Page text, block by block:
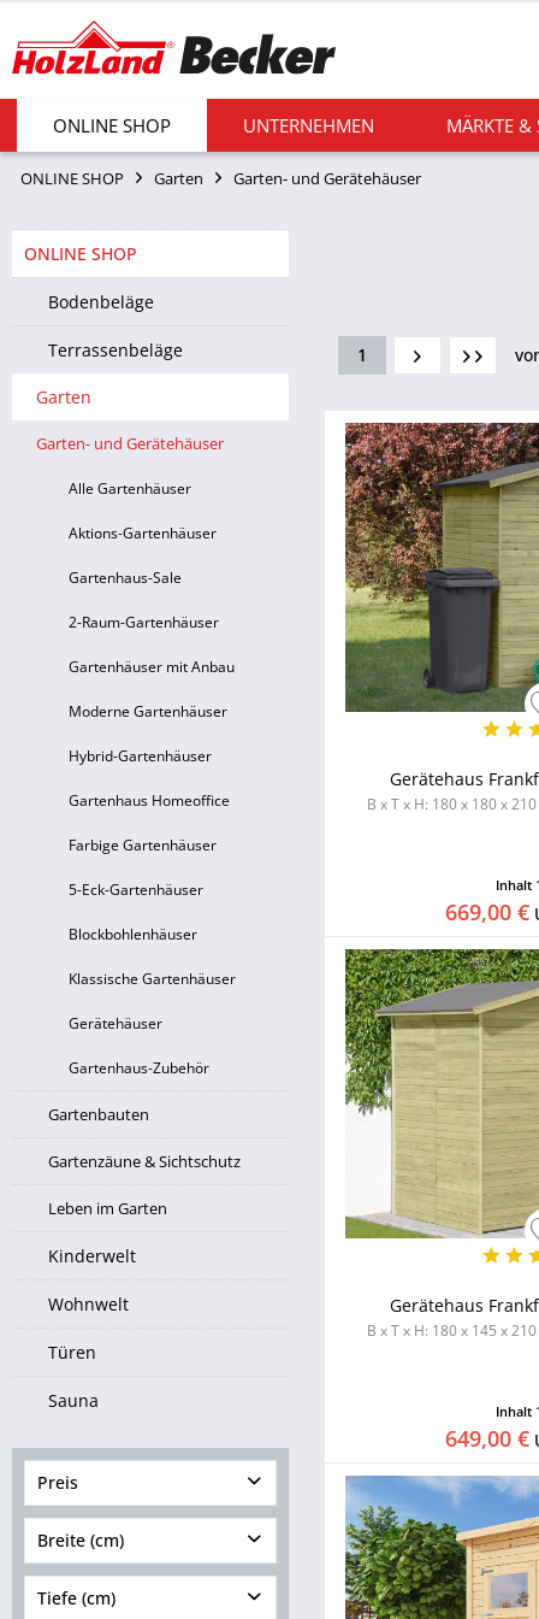
ONLINE SHOP UNTERNEHMEN MÄRKTE &
ONLINE SHOP Garten Garten- und Gerätehäuser
ONLINE SHOP
Bodenbeläge
Terrassenbeläge
Garten
Garten- und Gerätehäuser
Alle Gartenhäuser
Aktions-Gartenhäuser
Gartenhaus-Sale
2-Raum-Gartenhäuser
Gartenhäuser mit Anbau
Moderne Gartenhäuser
Hybrid-Gartenhäuser
Gartenhaus Homeoffice
Farbige Gartenhäuser
5-Eck-Gartenhäuser
Blockbohlenhäuser
Klassische Gartenhäuser
Gerätehäuser
Gartenhaus-Zubehör
Gartenbauten
Gartenzäune & Sichtschutz
Leben im Garten
Kinderwelt
Wohnwelt
Türen
Sauna
Preis
von46,99 € bis19990,82
€
Breite (cm)
Tiefe (cm)
1
Gerätehaus
B x T x H: 180 x 180 x
Inhalt
669,00 €
Gerätehaus
B x T x H: 180 x 145 x
Inhalt
649,00 €